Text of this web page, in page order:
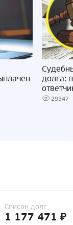
долга:
29347
Списан долг
1 177 471 ₽